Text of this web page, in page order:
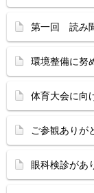
第一回 読み
環境整備に努
体育大会に向
ご参観ありが
眼科検診があ